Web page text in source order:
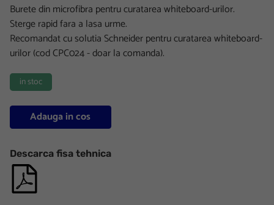
Burete din microfibra pentru curatarea whiteboard-urilor.
Sterge rapid fara a lasa urme.
Recomandat cu solutia Schneider pentru curatarea whiteboard-
urilor (cod CPC024 - doar la comanda).
in stoc
Adauga in cos
Descarca fisa tehnica